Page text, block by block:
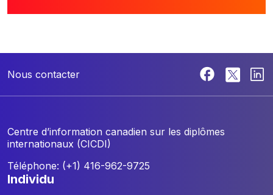
Nous contacter
Centre d’information canadien sur les diplômes
internationaux (CICDI)
Téléphone: (+1) 416-962-9725
individu